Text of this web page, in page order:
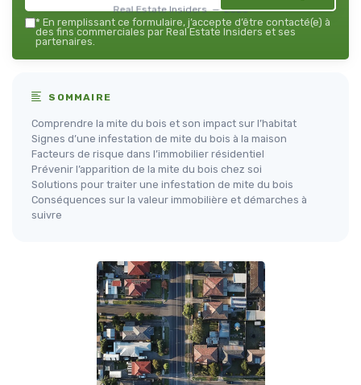
Real Estate Insiders — 2026
* En remplissant ce formulaire, j’accepte d’être contacté(e) à
des fins commerciales par Real Estate Insiders et ses
partenaires.
SOMMAIRE
Comprendre la mite du bois et son impact sur l’habitat
Signes d’une infestation de mite du bois à la maison
Facteurs de risque dans l’immobilier résidentiel
Prévenir l’apparition de la mite du bois chez soi
Solutions pour traiter une infestation de mite du bois
Conséquences sur la valeur immobilière et démarches à
suivre